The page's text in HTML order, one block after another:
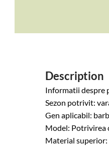
Description
Informatii despre
Sezon potrivit:
Gen aplicabil:
Model: Potrivirea
Material